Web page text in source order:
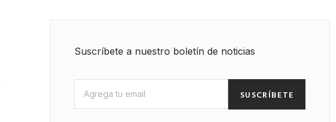
Suscríbete a nuestro boletín de noticias
SUSCRÍBETE